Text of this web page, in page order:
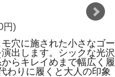
円)
穴に施された小さなゴー
出します。シックな光沢
らキレイめまで幅広く履
わりに履くと大人の印象